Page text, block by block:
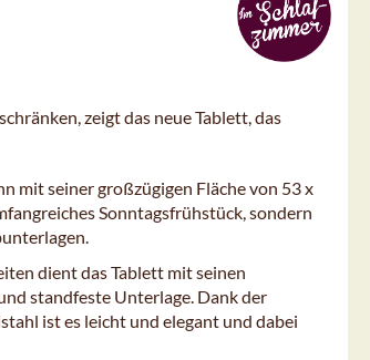
zeigt das neue Tablett, das
mit seiner großzügigen Fläche von 53 x
Sonntagsfrühstück, sondern
dient das Tablett mit seinen
standfeste Unterlage. Dank der
ist es leicht und elegant und dabei